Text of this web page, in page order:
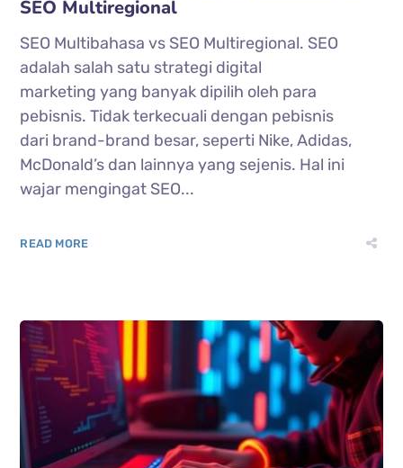
SEO Multiregional
SEO Multibahasa vs SEO Multiregional. SEO
adalah salah satu strategi digital
marketing yang banyak dipilih oleh para
pebisnis. Tidak terkecuali dengan pebisnis
dari brand-brand besar, seperti Nike, Adidas,
McDonald’s dan lainnya yang sejenis. Hal ini
wajar mengingat SEO...
READ MORE